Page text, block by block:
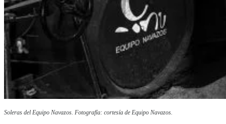
Soleras del Equipo Navazos. Fotografía: cortesía de Equipo Navazos.